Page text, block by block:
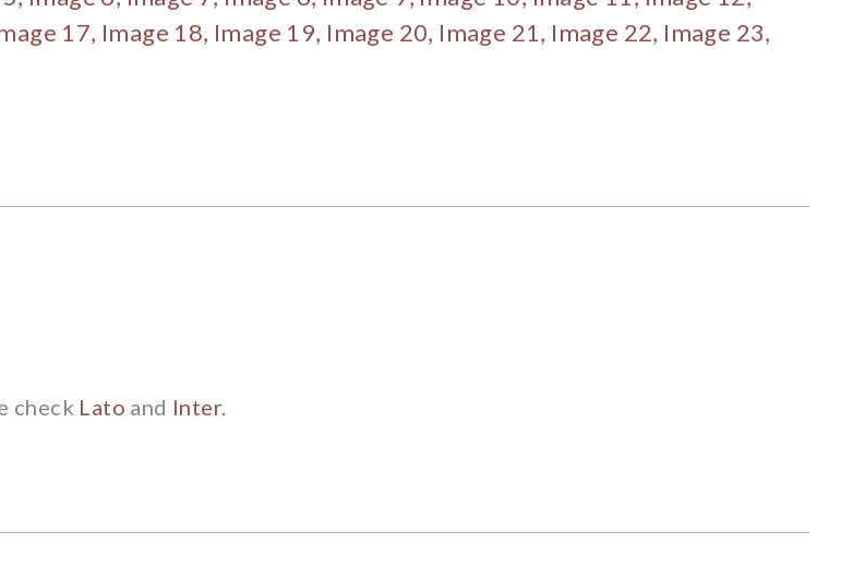
17, Image 18, Image 19, Image 20, Image 21, Image 22, Image 23,
check Lato and Inter.